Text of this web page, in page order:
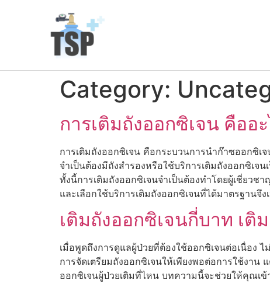
Category:
การเติมถังออกซิเจน คืออ
การเติมถังออกซิเจน คือกระบวนการนำก๊าซออกซิเ
จำเป็นต้องมีถังสำรองหรือใช้บริการเติมถังออกซิเ
ทั้งนี้การเติมถังออกซิเจนจำเป็นต้องทำโดยผู้เชี่ยวช
และเลือกใช้บริการเติมถังออกซิเจนที่ได้มาตรฐานจึ
เติมถังออกซิเจนกี่บาท เติ
เมื่อพูดถึงการดูแลผู้ป่วยที่ต้องใช้ออกซิเจนต่อเนื่อง
การจัดเตรียมถังออกซิเจนให้เพียงพอต่อการใช้งา
ออกซิเจนผู้ป่วยเติมที่ไหน บทความนี้จะช่วยให้คุณเข้